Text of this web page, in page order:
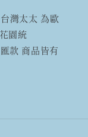
灣太太 為歐
園統
款 商品皆有